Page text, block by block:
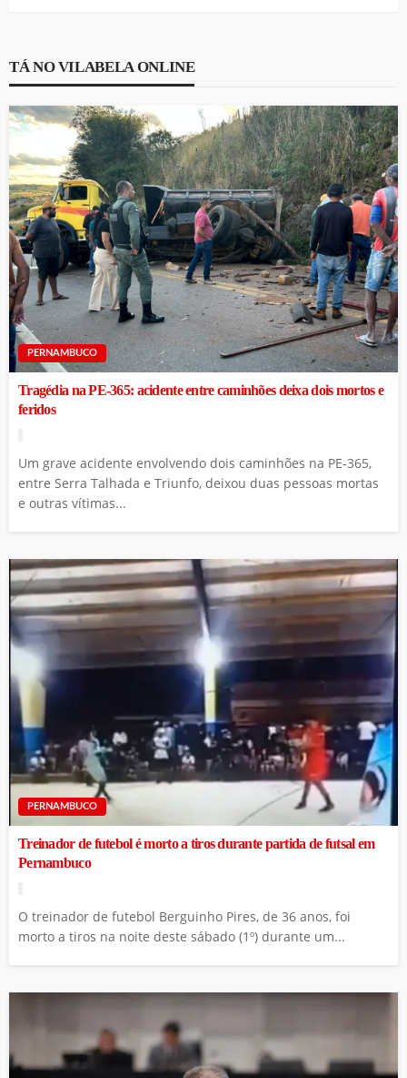
TÁ NO VILABELA ONLINE
PERNAMBUCO
Tragédia na PE-365: acidente entre caminhões deixa dois mortos e
feridos
Um grave acidente envolvendo dois caminhões na PE-365,
entre Serra Talhada e Triunfo, deixou duas pessoas mortas
e outras vítimas...
PERNAMBUCO
Treinador de futebol é morto a tiros durante partida de futsal em
Pernambuco
O treinador de futebol Berguinho Pires, de 36 anos, foi
morto a tiros na noite deste sábado (1º) durante um...